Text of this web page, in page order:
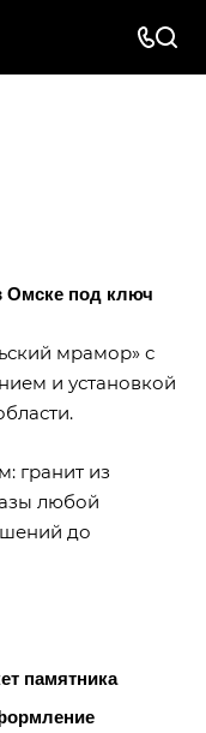
Омске под ключ
мрамор» с
и установкой
гранит из
любой
до
памятника